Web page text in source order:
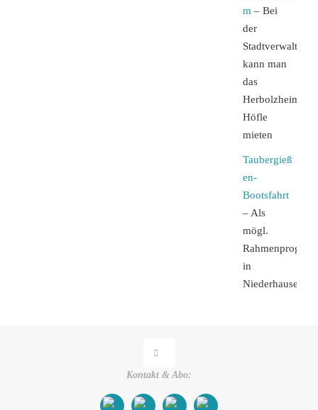
m– Bei
der
Stadtverwaltung
kann man
das
Herbolzheimer
Höfle
mieten
Taubergieß
en-
Bootsfahrt
– Als
mögl.
in
Niederhausen
Kontakt & Abo: